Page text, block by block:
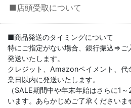
■店頭受取について
■商品発送のタイミングについて
特にご指定がない場合、銀行振込⇒ご
発送いたします。
クレジット、Amazonペイメント、
業日以内に発送いたします。
（SALE期間中や年末年始はさらに1
います。あらかじめご了承くださいま